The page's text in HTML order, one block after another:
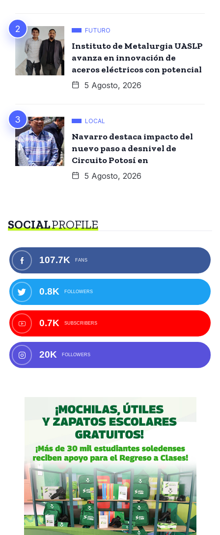
FUTURO
Instituto de Metalurgia UASLP
avanza en innovación de
aceros eléctricos con potencial
5 Agosto, 2026
LOCAL
Navarro destaca impacto del
nuevo paso a desnivel de
Circuito Potosí en
5 Agosto, 2026
SOCIALPROFILE
107.7K FANS
0.8K FOLLOWERS
0.7K SUBSCRIBERS
20K FOLLOWERS